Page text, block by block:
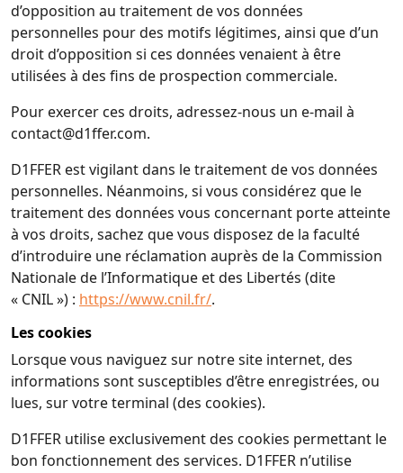
d’opposition au traitement de vos données
personnelles pour des motifs légitimes, ainsi que d’un
droit d’opposition si ces données venaient à être
utilisées à des fins de prospection commerciale.
Pour exercer ces droits, adressez-nous un e-mail à
contact@d1ffer.com.
D1FFER est vigilant dans le traitement de vos données
personnelles. Néanmoins, si vous considérez que le
traitement des données vous concernant porte atteinte
à vos droits, sachez que vous disposez de la faculté
d’introduire une réclamation auprès de la Commission
Nationale de l’Informatique et des Libertés (dite
« CNIL ») : https://www.cnil.fr/.
Les cookies
Lorsque vous naviguez sur notre site internet, des
informations sont susceptibles d’être enregistrées, ou
lues, sur votre terminal (des cookies).
D1FFER utilise exclusivement des cookies permettant le
bon fonctionnement des services. D1FFER n’utilise